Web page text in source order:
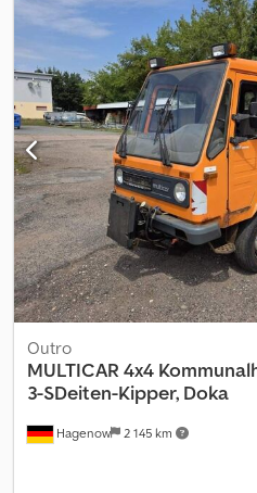
Hagenow 2 145 km
Outro
MULTICAR 4x4
3-SDeiten-Kipper, Doka